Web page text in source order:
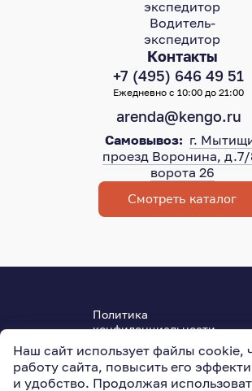
Наш сайт использует файлы cookie,
работу сайта, повысить его
и удобство. Продолжая
Контакты
+7 (495) 646 49 51
Ежедневно с 10:00 до 21:00
arenda@kengo.ru
Самовывоз: г.
проезд Воронина,
ворота 26
Смотреть каталог
экспедитор
Водитель-
экспедитор
Политика
конфиденциальности
Пользовательское
ОГРН 315501800004950
127015,Москва,Новодмитровская